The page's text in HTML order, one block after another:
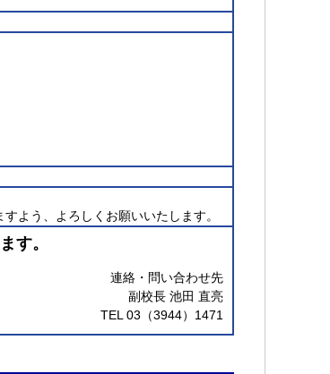
よう、よろしくお願いいたします。
す。
連絡・問い合わせ先
副校長 池田 直亮
TEL 03（3944）1471